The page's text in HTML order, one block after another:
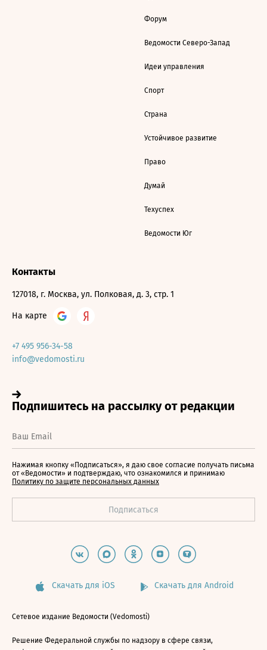
Форум
Ведомости Северо-Запад
Идеи управления
Спорт
Страна
Устойчивое развитие
Право
Думай
Техуспех
Ведомости Юг
Контакты
127018, г. Москва, ул. Полковая, д. 3, стр. 1
На карте
+7 495 956-34-58
info@vedomosti.ru
Нажимая кнопку «Подписаться», я даю свое согласие получать письма
от «Ведомости» и подтверждаю, что ознакомился и принимаю
Политику по защите персональных данных
Скачать для iOS Скачать для Android
Сетевое издание Ведомости (Vedomosti)
Решение Федеральной службы по надзору в сфере связи,